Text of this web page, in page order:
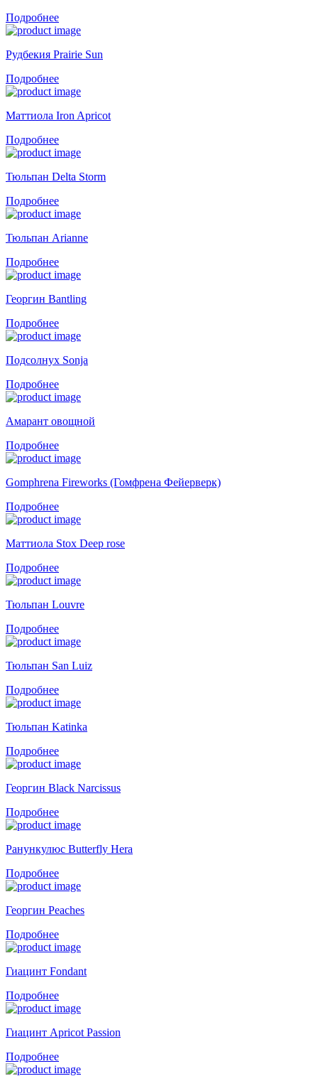
Подробнее
Рудбекия Prairie Sun
Подробнее
Маттиола Iron Apricot
Подробнее
Тюльпан Delta Storm
Подробнее
Тюльпан Arianne
Подробнее
Георгин Bantling
Подробнее
Подсолнух Sonja
Подробнее
Амарант овощной
Подробнее
Gomphrena Fireworks (Гомфрена Фейерверк)
Подробнее
Маттиола Stox Deep rose
Подробнее
Тюльпан Louvre
Подробнее
Тюльпан San Luiz
Подробнее
Тюльпан Katinka
Подробнее
Георгин Black Narcissus
Подробнее
Ранункулюс Butterfly Hera
Подробнее
Георгин Peaches
Подробнее
Гиацинт Fondant
Подробнее
Гиацинт Apricot Passion
Подробнее